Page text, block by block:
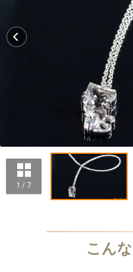
1 / 7